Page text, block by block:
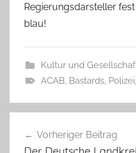
Regierungsdarsteller
blau!
Kultur und
ACAB, Bastards, Polizei,
Vorheriger Beitrag